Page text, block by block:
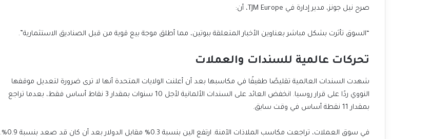
صرح نيل جونز، مدير إدارة في TJM Europe، أن:
“السوق تأثرت بشكل مباشر بعناوين الأخبار المتعلقة ببوتين، مما أطلق موجة بيع قوية من قبل الصناديق الاستثمارية”.
تحركات عالمية للسندات والعملات
شهدت السندات العالمية تقليصًا طفيفًا في مكاسبها بعد أن أعلنت الولايات المتحدة أنها لا ترى ضرورة لتعديل موقفها
النووي ردًا على قرار روسيا. انخفض العائد على السندات الألمانية لأجل 10 سنوات بمقدار 3 نقاط أساس فقط، بعدما تراجع
بمقدار 11 نقطة أساس في وقت سابق.
في سوق العملات، تراجعت مكاسب الملاذات الآمنة. ارتفع الين بنسبة 0.3% مقابل الدولار بعد أن كان قد صعد بنسبة 0.9%.